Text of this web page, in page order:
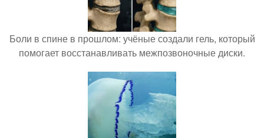
Боли в спине в прошлом: учёные создали гель, который
помогает восстанавливать межпозвоночные диски.